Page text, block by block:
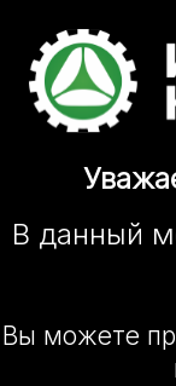
В данный
Вы можете